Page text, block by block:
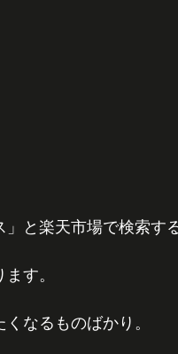
と楽天市場で検索する
す。
なるものばかり。